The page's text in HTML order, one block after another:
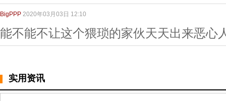
BigPPP 2020年03月03日 12:10
能不能不让这个猥琐的家伙天天出来恶心
实用资讯